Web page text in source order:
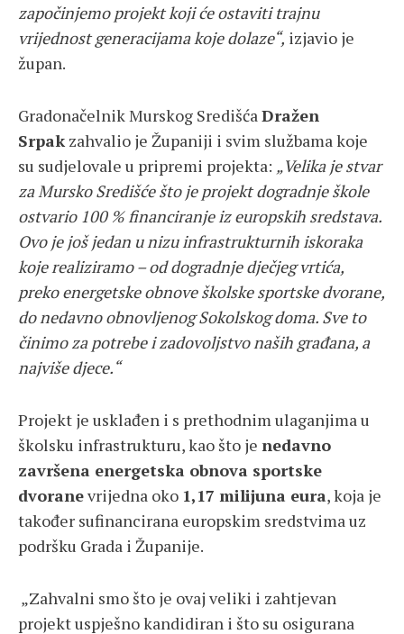
započinjemo projekt koji će ostaviti trajnu
vrijednost generacijama koje dolaze“, izjavio je
župan.
Gradonačelnik Murskog SredišćaDražen
Srpakzahvalio je Županiji i svim službama koje
su sudjelovale u pripremi projekta: „Velika je stvar
za Mursko Središće što je projekt dogradnje škole
ostvario 100 % financiranje iz europskih sredstava.
Ovo je još jedan u nizu infrastrukturnih iskoraka
koje realiziramo – od dogradnje dječjeg vrtića,
preko energetske obnove školske sportske dvorane,
do nedavno obnovljenog Sokolskog doma. Sve to
činimo za potrebe i zadovoljstvo naših građana, a
najviše djece.“
Projekt je usklađen i s prethodnim ulaganjima u
školsku infrastrukturu, kao što je nedavno
završena energetska obnova sportske
dvoranevrijedna oko 1,17 milijuna eura, koja je
također sufinancirana europskim sredstvima uz
podršku Grada i Županije.
„Zahvalni smo što je ovaj veliki i zahtjevan
projekt uspješno kandidiran i što su osigurana